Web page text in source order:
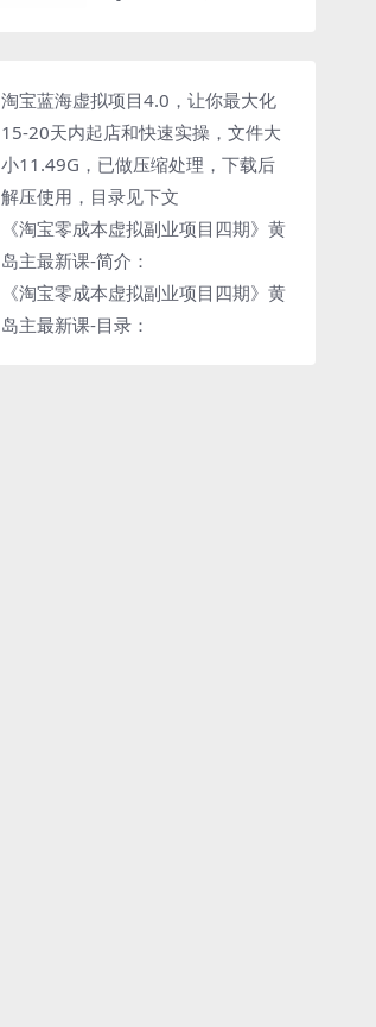
淘宝蓝海虚拟项目4.0，让你最大化
15-20天内起店和快速实操，文件大
小11.49G，已做压缩处理，下载后
解压使用，目录见下文
《淘宝零成本虚拟副业项目四期》黄
岛主最新课-简介：
《淘宝零成本虚拟副业项目四期》黄
岛主最新课-目录：